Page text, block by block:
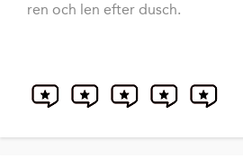
ren och len efter dusch.